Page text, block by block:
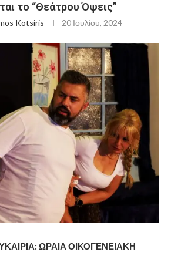
το “Θεάτρου Όψεις”
Kotsiris 20 Ιουλίου, 2024
ΩΡΑΙΑ ΟΙΚΟΓΕΝΕΙΑΚΗ